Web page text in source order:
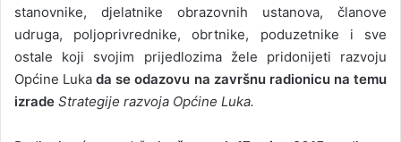
stanovnike, djelatnike obrazovnih ustanova, članove
udruga, poljoprivrednike, obrtnike, poduzetnike i sve
ostale koji svojim prijedlozima žele pridonijeti razvoju
Općine Lukada se odazovu na završnu radionicu na temu
izrade Strategije razvoja Općine Luka.